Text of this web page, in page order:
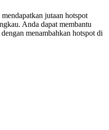
jutaan hotspot
Anda dapat membantu
menambahkan hotspot di